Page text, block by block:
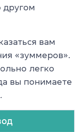
другом
вам
«зуммеров».
легко
вы понимаете